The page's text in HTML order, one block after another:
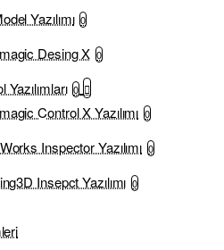
Yazılımı 0
Desing X 0
0
Control X Yazılımı 0
Inspector Yazılımı 0
Insepct Yazılımı 0